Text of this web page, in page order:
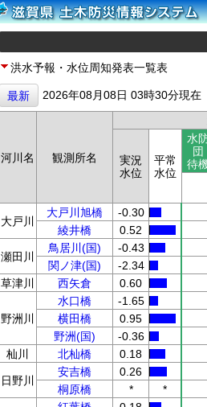
洪水予報・水位周知発表一覧表
最新 2026年08月08日 03時30分現在
河川名 観測所名
実況
水位
平常
水位
水
団
待
大戸川
大戸川旭橋 -0.30
綾井橋 0.52
瀬田川
鳥居川(国) -0.43
関ノ津(国) -2.34
草津川
西矢倉 0.60
野洲川
水口橋
-1.65
横田橋 0.95
野洲(国)
-0.36
杣川
北杣橋 0.18
日野川
安吉橋 0.26
桐原橋 * *